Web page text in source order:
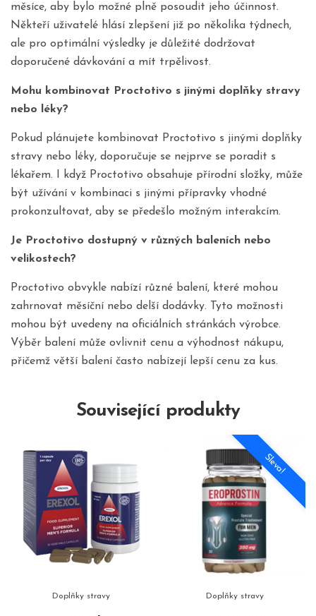
měsíce, aby bylo možné plně posoudit jeho účinnost.
Někteří uživatelé hlásí zlepšení již po několika týdnech,
ale pro optimální výsledky je důležité dodržovat
doporučené dávkování a mít trpělivost.
Mohu kombinovat Proctotivo s jinými doplňky stravy
nebo léky?
Pokud plánujete kombinovat Proctotivo s jinými doplňky
stravy nebo léky, doporučuje se nejprve se poradit s
lékařem. I když Proctotivo obsahuje přírodní složky, může
být užívání v kombinaci s jinými přípravky vhodné
prokonzultovat, aby se předešlo možným interakcím.
Je Proctotivo dostupný v různých baleních nebo
velikostech?
Proctotivo obvykle nabízí různé balení, které mohou
zahrnovat měsíční nebo delší dodávky. Tyto možnosti
mohou být uvedeny na oficiálních stránkách výrobce.
Výběr balení může ovlivnit cenu a výhodnost nákupu,
přičemž větší balení často nabízejí lepší cenu za kus.
Související produkty
Doplňky stravy
Sleva!
Doplňky stravy